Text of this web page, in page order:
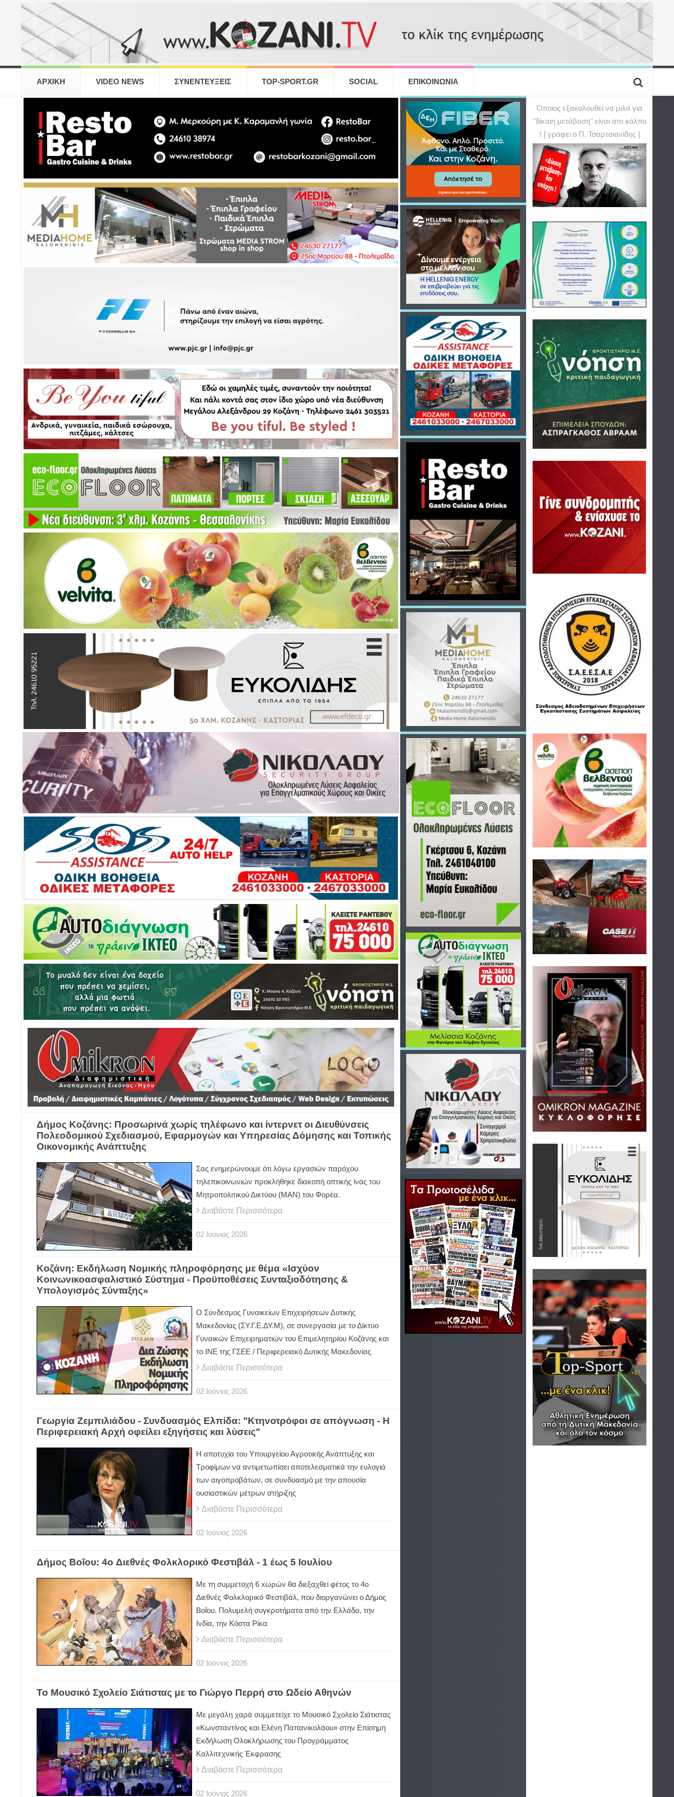
ΑΡΧΙΚΗ VIDEO NEWS ΣΥΝΕΝΤΕΥΞΕΙΣ TOP-SPORT.GR SOCIAL ΕΠΙΚΟΙΝΩΝΙΑ
Δήμος Κοζάνης: Προσωρινά χωρίς τηλέφωνο και ίντερνετ οι Διευθύνσεις
Πολεοδομικού Σχεδιασμού, Εφαρμογών και Υπηρεσίας Δόμησης και Τοπικής
Οικονομικής Ανάπτυξης
Σας ενημερώνουμε ότι λόγω εργασιών παρόχου
τηλεπικοινωνιών προκλήθηκε διακοπή οπτικής ίνας του
Μητροπολιτικού Δικτύου (ΜΑΝ) του Φορέα.
Διαβάστε Περισσότερα
02 Ιούνιος 2026
Κοζάνη: Εκδήλωση Nομικής πληροφόρησης με θέμα «Ισχύον
Κοινωνικοασφαλιστικό Σύστημα - Προϋποθέσεις Συνταξιοδότησης &
Υπολογισμός Σύνταξης»
Ο Σύνδεσμος Γυναικείων Επιχειρήσεων Δυτικής
Μακεδονίας (ΣΥ.Γ.Ε.ΔΥ.Μ), σε συνεργασία με το Δίκτυο
Γυναικών Επιχειρηματιών του Επιμελητηρίου Κοζάνης και
το ΙΝΕ της ΓΣΕΕ / Περιφερειακό Δυτικής Μακεδονίας
Διαβάστε Περισσότερα
02 Ιούνιος 2026
Γεωργία Ζεμπιλιάδου - Συνδυασμός Ελπίδα: "Κτηνοτρόφοι σε απόγνωση - Η
Περιφερειακή Αρχή οφείλει εξηγήσεις και λύσεις"
Η αποτυχία του Υπουργείου Αγροτικής Ανάπτυξης και
Τροφίμων να αντιμετωπίσει αποτελεσματικά την ευλογιά
των αιγοπροβάτων, σε συνδυασμό με την απουσία
ουσιαστικών μέτρων στήριξης
Διαβάστε Περισσότερα
02 Ιούνιος 2026
Δήμος Βοΐου: 4o Διεθνές Φολκλορικό Φεστιβάλ - 1 έως 5 Ιουλίου
Με τη συμμετοχή 6 xωρών θα διεξαχθεί φέτος το 4ο
Διεθνές Φολκλορικό Φεστιβάλ, που διοργανώνει ο Δήμος
Βοΐου. Πολυμελή συγκροτήματα από την Ελλάδα, την
Ινδία, την Κόστα Ρίκα
Διαβάστε Περισσότερα
02 Ιούνιος 2026
Το Μουσικό Σχολείο Σιάτιστας με το Γιώργο Περρή στο Ωδείο Αθηνών
Με μεγάλη χαρά συμμετείχε το Μουσικό Σχολείο Σιάτιστας
«Κωνσταντίνος και Ελένη Παπανικολάου» στην Επίσημη
Εκδήλωση Ολοκλήρωσης του Προγράμματος
Καλλιτεχνικής Έκφρασης
Διαβάστε Περισσότερα
02 Ιούνιος 2026
Όποιος εξακολουθεί να μιλά για
"δίκαιη μετάβαση" είναι στο κόλπο
! [ γράφει ο Π. Τσαρτσιανίδης ]